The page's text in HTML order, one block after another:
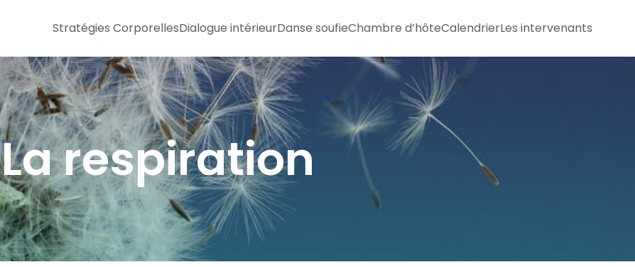
Stratégies CorporellesDialogue intérieurDanse soufieChambre d’hôteCalendrierLes intervenants
La respiration